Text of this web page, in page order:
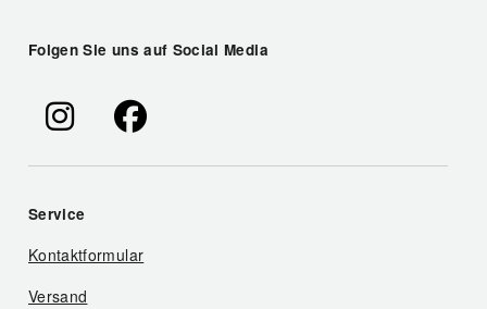
Folgen Sie uns auf Social Media
Service
Kontaktformular
Versand